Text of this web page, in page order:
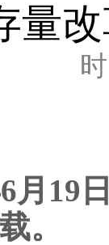
量
月19
。